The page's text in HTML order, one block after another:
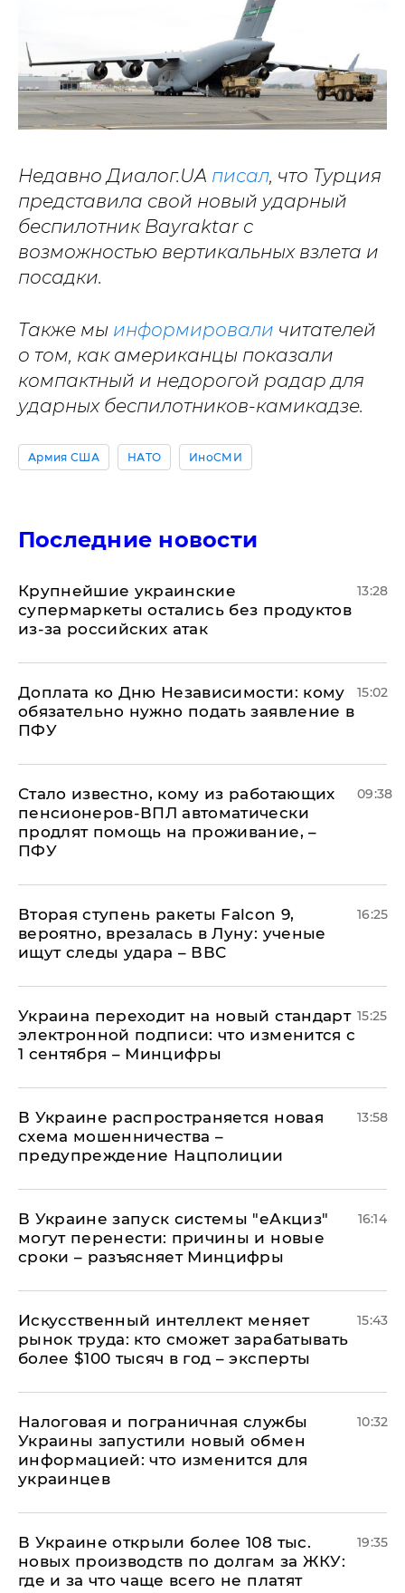
Недавно Диалог.UA писал, что Турция
представила свой новый ударный
беспилотник Bayraktar с
возможностью вертикальных взлета и
посадки.
Также мы информировали читателей
о том, как американцы показали
компактный и недорогой радар для
ударных беспилотников-камикадзе.
Армия США НАТО ИноСМИ
Последние новости
Крупнейшие украинские
супермаркеты остались без продуктов
из-за российских атак
13:28
Доплата ко Дню Независимости: кому
обязательно нужно подать заявление в
ПФУ
15:02
Стало известно, кому из работающих
пенсионеров-ВПЛ автоматически
продлят помощь на проживание, –
ПФУ
09:38
Вторая ступень ракеты Falcon 9,
вероятно, врезалась в Луну: ученые
ищут следы удара – ВВС
16:25
Украина переходит на новый стандарт
электронной подписи: что изменится с
1 сентября – Минцифры
15:25
В Украине распространяется новая
схема мошенничества –
предупреждение Нацполиции
13:58
В Украине запуск системы "еАкциз"
могут перенести: причины и новые
сроки – разъясняет Минцифры
16:14
Искусственный интеллект меняет
рынок труда: кто сможет зарабатывать
более $100 тысяч в год – эксперты
15:43
Налоговая и пограничная службы
Украины запустили новый обмен
информацией: что изменится для
украинцев
10:32
В Украине открыли более 108 тыс.
новых производств по долгам за ЖКУ:
где и за что чаще всего не платят
19:35